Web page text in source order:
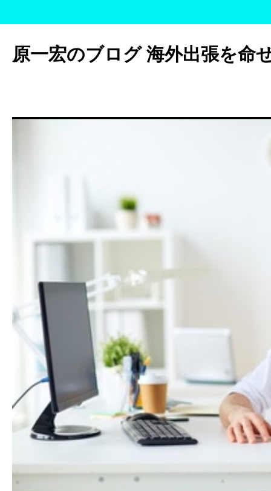
テ
ン
ッ
原一宏のブログ 海外出張を命